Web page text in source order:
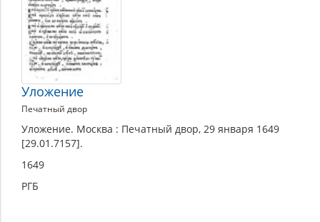
Уложение
Печатный двор
Уложение. Москва : Печатный двор, 29 января 1649
[29.01.7157].
1649
РГБ